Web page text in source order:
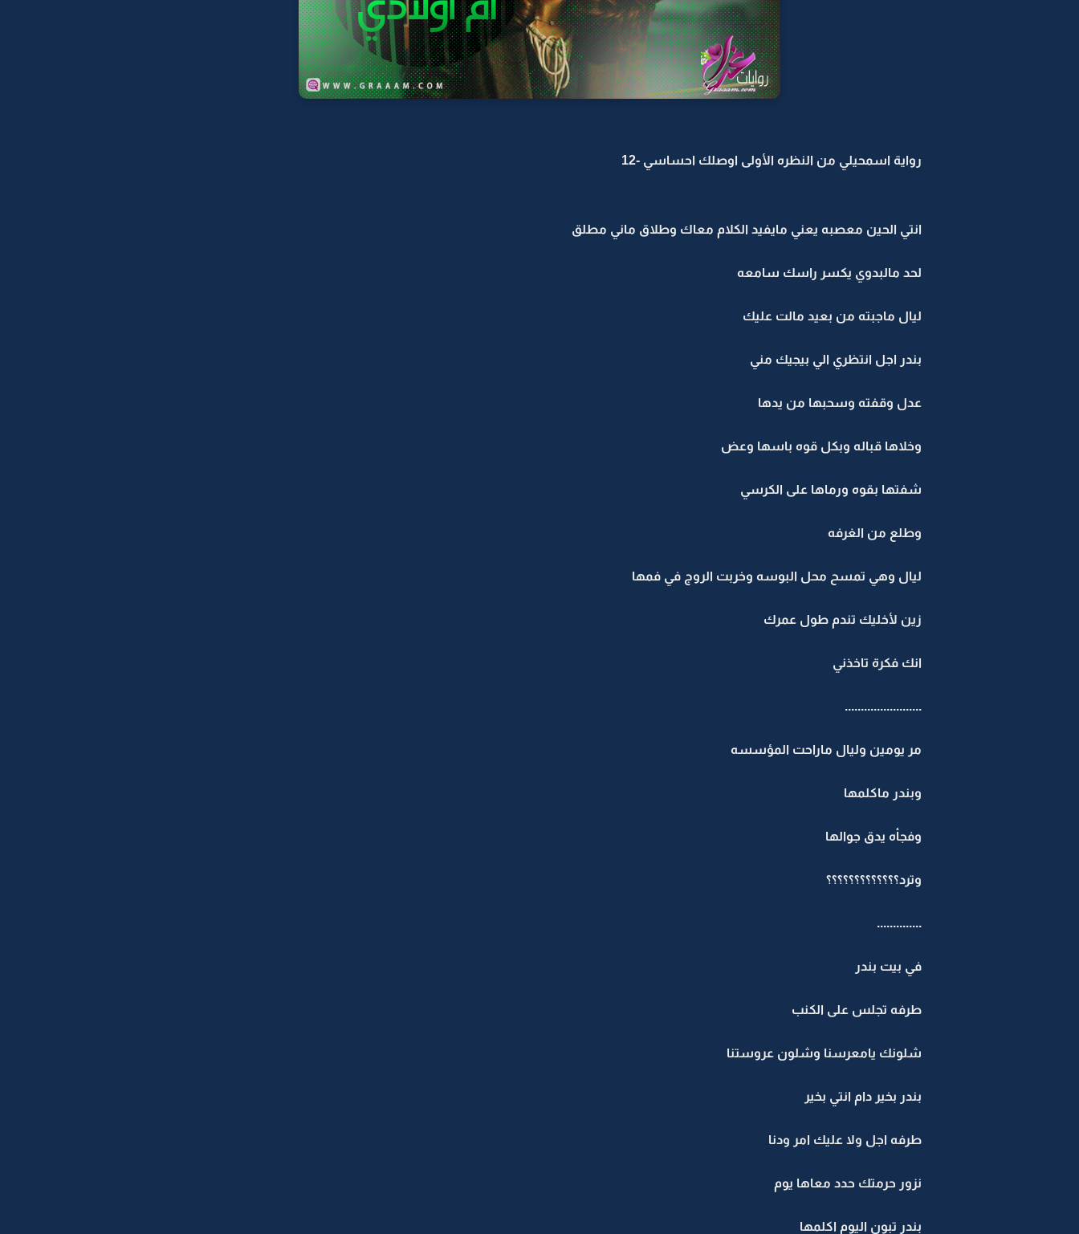
رواية اسمحيلي من النظره الأولى اوصلك احساسي -12
انتي الحين معصبه يعني مايفيد الكلام معاك وطلاق ماني مطلق
لحد مالبدوي يكسر راسك سامعه
ليال ماجبته من بعيد مالت عليك
بندر اجل انتظري الي بيجيك مني
عدل وقفته وسحبها من يدها
وخلاها قباله وبكل قوه باسها وعض
شفتها بقوه ورماها على الكرسي
وطلع من الغرفه
ليال وهي تمسح محل البوسه وخربت الروج في فمها
زين لأخليك تندم طول عمرك
انك فكرة تاخذني
........................
مر يومين وليال ماراحت المؤسسه
وبندر ماكلمها
وفجأه يدق جوالها
وترد؟؟؟؟؟؟؟؟؟؟؟؟؟
..............
في بيت بندر
طرفه تجلس على الكنب
شلونك يامعرسنا وشلون عروستنا
بندر بخير دام انتي بخير
طرفه اجل ولا عليك امر ودنا
نزور حرمتك حدد معاها يوم
بندر تبون اليوم اكلمها